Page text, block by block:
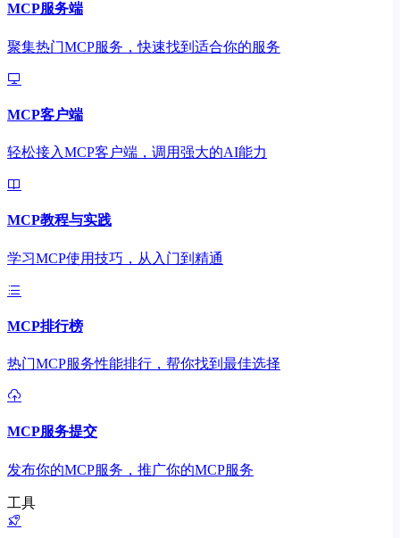
MCP服务端
聚集热门MCP服务，快速找到适合你的服务
MCP客户端
轻松接入MCP客户端，调用强大的AI能力
MCP教程与实践
学习MCP使用技巧，从入门到精通
MCP排行榜
热门MCP服务性能排行，帮你找到最佳选择
MCP服务提交
发布你的MCP服务，推广你的MCP服务
工具